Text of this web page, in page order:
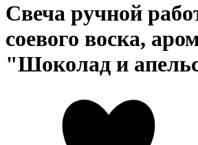
Свеча ручной
соевого воска,
"Шоколад и